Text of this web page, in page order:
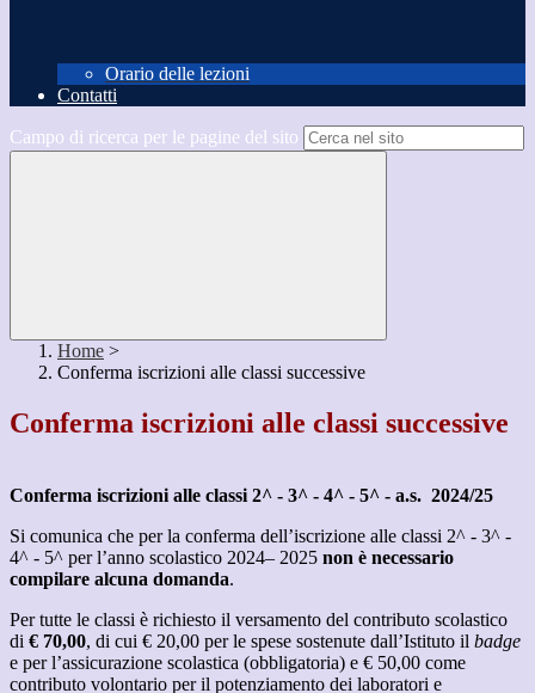
Orario delle lezioni
Contatti
Campo di ricerca per le pagine del sito
Home >
Conferma iscrizioni alle classi successive
Conferma iscrizioni alle classi successive
Conferma iscrizioni alle classi 2^ - 3^ - 4^ - 5^ - a.s. 2024/25
Si comunica che per la conferma dell’iscrizione alle classi 2^ - 3^ -
4^ - 5^ per l’anno scolastico 2024– 2025 non è necessario
compilare alcuna domanda.
Per tutte le classi è richiesto il versamento del contributo scolastico
di € 70,00, di cui € 20,00 per le spese sostenute dall’Istituto il badge
e per l’assicurazione scolastica (obbligatoria) e € 50,00 come
contributo volontario per il potenziamento dei laboratori e